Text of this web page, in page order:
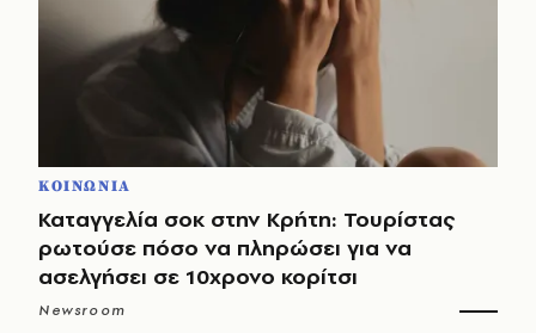
ΚΟΙΝΩΝΙΑ
Καταγγελία σοκ στην Κρήτη: Τουρίστας
ρωτούσε πόσο να πληρώσει για να
ασελγήσει σε 10χρονο κορίτσι
Newsroom